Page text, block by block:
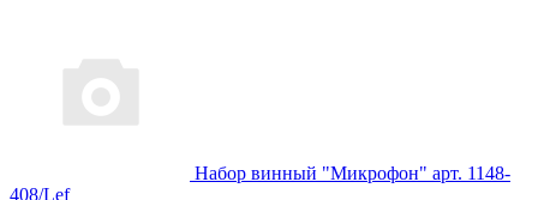
Набор винный "Микрофон" арт. 1148-
408/Lef